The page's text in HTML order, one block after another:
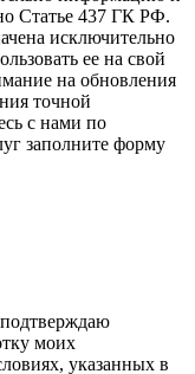
Статье 437 ГК РФ.
исключительно
ее на свой
на обновления
точной
с нами по
заполните форму
моих
указанных в